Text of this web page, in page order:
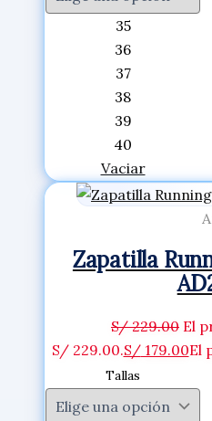
35
36
37
38
39
40
Vaciar
Zapatilla
S/229.00 El
S/ 229.00.S/179.00El
Tallas